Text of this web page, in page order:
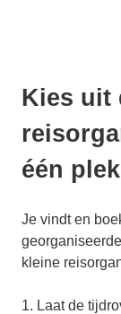
Kies uit
één plek
Je vindt en
kleine
1. Laat de